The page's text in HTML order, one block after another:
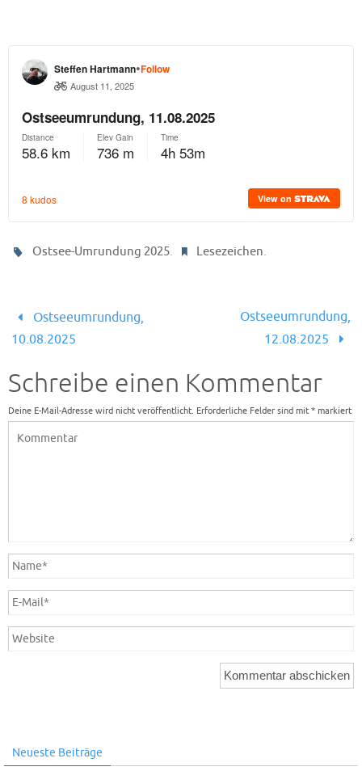
Ostsee-Umrundung 2025. Lesezeichen.
Ostseeumrundung,
10.08.2025
Ostseeumrundung,
12.08.2025
Schreibe einen Kommentar
Deine E-Mail-Adresse wird nicht veröffentlicht. Erforderliche Felder sind mit * markiert
Neueste Beiträge